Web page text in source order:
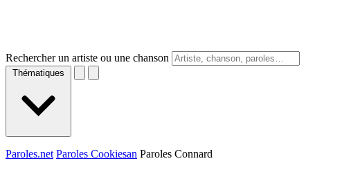
Rechercher un artiste ou une chanson
Thématiques
Paroles.net Paroles Cookiesan Paroles Connard